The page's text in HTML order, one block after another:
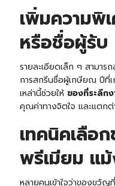
เพิ่มความพิ
หรือชื่อผู้รับ
รายละเอียดเล็ก ๆ สามาร
การสกรีนชื่อผู้เกษียณ ปี
เหล่านี้ช่วยให้ ของที่ระลึก
คุณค่าทางจิตใจ และแตกต่
เทคนิคเลือ
พรีเมียม แ
หลายคนเข้าใจว่าของขวั